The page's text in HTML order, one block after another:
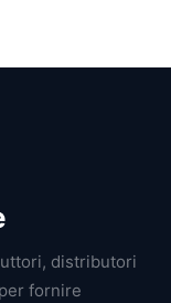
distributori
fornire